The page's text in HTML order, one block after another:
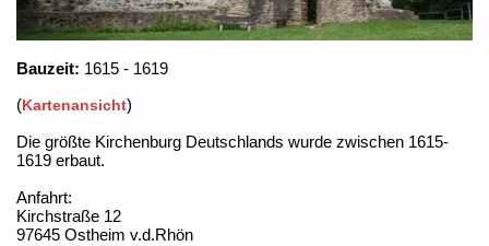
Bauzeit: 1615 - 1619
(Kartenansicht)
Die größte Kirchenburg Deutschlands wurde zwischen 1615-
1619 erbaut.
Anfahrt:
Kirchstraße 12
97645 Ostheim v.d.Rhön